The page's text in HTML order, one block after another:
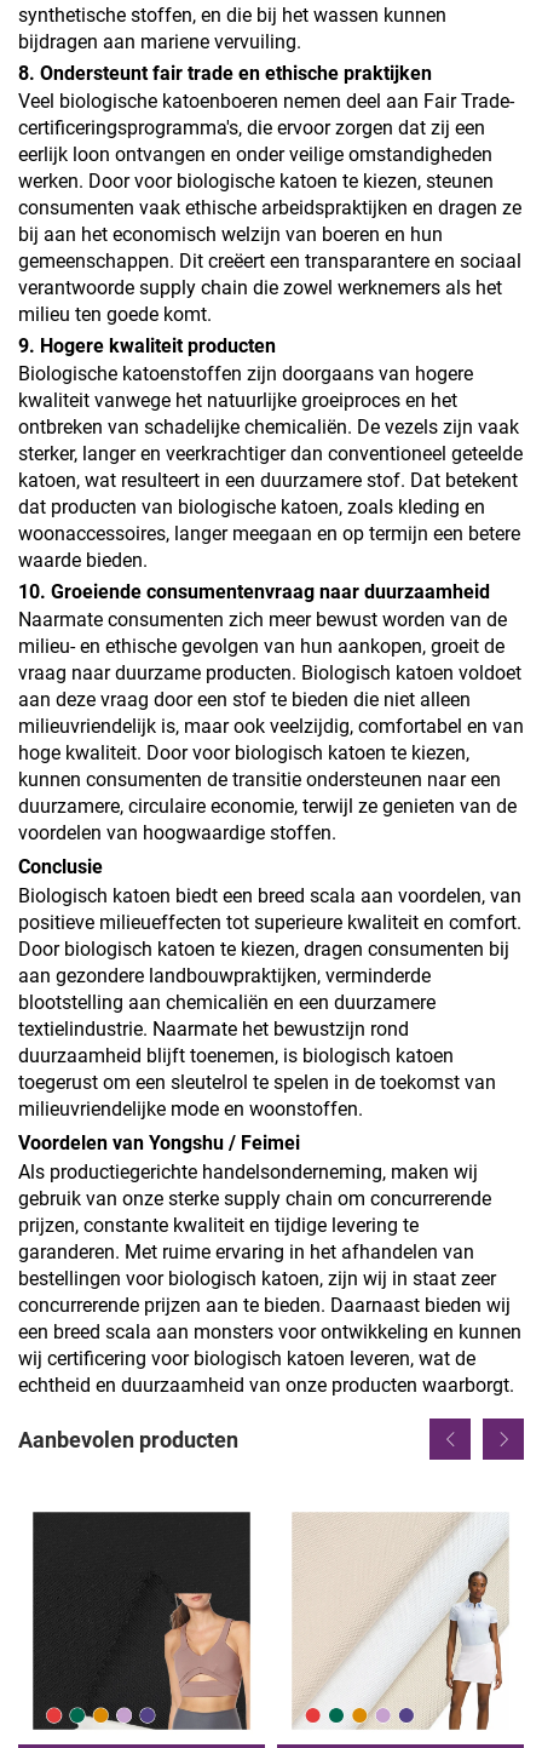
synthetische stoffen, en die bij het wassen kunnen
bijdragen aan mariene vervuiling.
8. Ondersteunt fair trade en ethische praktijken
Veel biologische katoenboeren nemen deel aan Fair Trade-
certificeringsprogramma's, die ervoor zorgen dat zij een
eerlijk loon ontvangen en onder veilige omstandigheden
werken. Door voor biologische katoen te kiezen, steunen
consumenten vaak ethische arbeidspraktijken en dragen ze
bij aan het economisch welzijn van boeren en hun
gemeenschappen. Dit creëert een transparantere en sociaal
verantwoorde supply chain die zowel werknemers als het
milieu ten goede komt.
9. Hogere kwaliteit producten
Biologische katoenstoffen zijn doorgaans van hogere
kwaliteit vanwege het natuurlijke groeiproces en het
ontbreken van schadelijke chemicaliën. De vezels zijn vaak
sterker, langer en veerkrachtiger dan conventioneel geteelde
katoen, wat resulteert in een duurzamere stof. Dat betekent
dat producten van biologische katoen, zoals kleding en
woonaccessoires, langer meegaan en op termijn een betere
waarde bieden.
10. Groeiende consumentenvraag naar duurzaamheid
Naarmate consumenten zich meer bewust worden van de
milieu- en ethische gevolgen van hun aankopen, groeit de
vraag naar duurzame producten. Biologisch katoen voldoet
aan deze vraag door een stof te bieden die niet alleen
milieuvriendelijk is, maar ook veelzijdig, comfortabel en van
hoge kwaliteit. Door voor biologisch katoen te kiezen,
kunnen consumenten de transitie ondersteunen naar een
duurzamere, circulaire economie, terwijl ze genieten van de
voordelen van hoogwaardige stoffen.
Conclusie
Biologisch katoen biedt een breed scala aan voordelen, van
positieve milieueffecten tot superieure kwaliteit en comfort.
Door biologisch katoen te kiezen, dragen consumenten bij
aan gezondere landbouwpraktijken, verminderde
blootstelling aan chemicaliën en een duurzamere
textielindustrie. Naarmate het bewustzijn rond
duurzaamheid blijft toenemen, is biologisch katoen
toegerust om een sleutelrol te spelen in de toekomst van
milieuvriendelijke mode en woonstoffen.
Voordelen van Yongshu / Feimei
Als productiegerichte handelsonderneming, maken wij
gebruik van onze sterke supply chain om concurrerende
prijzen, constante kwaliteit en tijdige levering te
garanderen. Met ruime ervaring in het afhandelen van
bestellingen voor biologisch katoen, zijn wij in staat zeer
concurrerende prijzen aan te bieden. Daarnaast bieden wij
een breed scala aan monsters voor ontwikkeling en kunnen
wij certificering voor biologisch katoen leveren, wat de
echtheid en duurzaamheid van onze producten waarborgt.
Aanbevolen producten